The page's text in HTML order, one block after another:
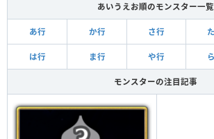
あいうえお順のモンスター一覧
あ行 か行 さ行
は行 ま行 や行
モンスターの注目記事